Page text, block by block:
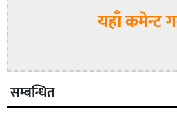
यहाँ कमेन्ट
सम्बन्धित